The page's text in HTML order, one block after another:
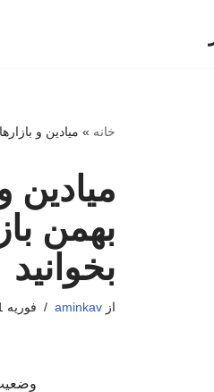
خانه » میادین و بازارهای میوه و تره‌بار
بهمن
بخوانید
ازaminkav فوریه 11, 2026
وضعیت